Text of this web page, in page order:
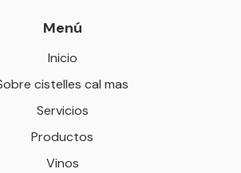
Menú
Inicio
cistelles cal mas
Servicios
Productos
Vinos